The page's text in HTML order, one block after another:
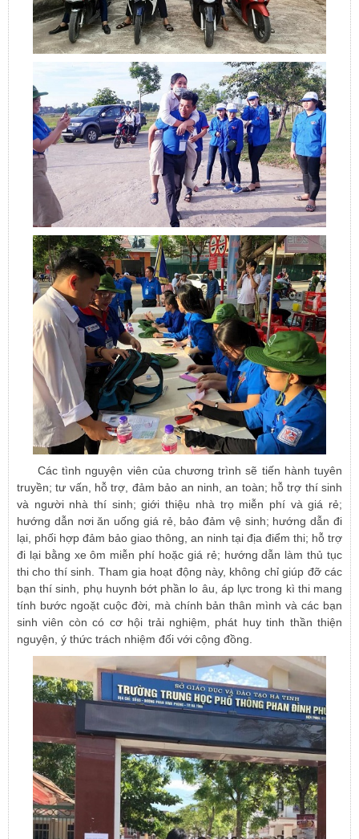
Các tình nguyện viên của chương trình sẽ tiến hành tuyên
truyền; tư vấn, hỗ trợ, đảm bảo an ninh, an toàn; hỗ trợ thí sinh
và người nhà thí sinh; giới thiệu nhà trọ miễn phí và giá rẻ;
hướng dẫn nơi ăn uống giá rẻ, bảo đảm vệ sinh; hướng dẫn đi
lại, phối hợp đảm bảo giao thông, an ninh tại địa điểm thi; hỗ trợ
đi lại bằng xe ôm miễn phí hoặc giá rẻ; hướng dẫn làm thủ tục
thi cho thí sinh. Tham gia hoạt động này, không chỉ giúp đỡ các
bạn thí sinh, phụ huynh bớt phần lo âu, áp lực trong kì thi mang
tính bước ngoặt cuộc đời, mà chính bản thân mình và các bạn
sinh viên còn có cơ hội trải nghiệm, phát huy tinh thần thiện
nguyện, ý thức trách nhiệm đối với cộng đồng.